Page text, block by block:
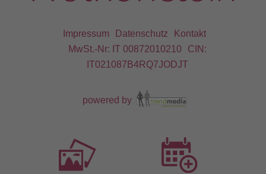
Impressum Datenschutz
Kontakt
MwSt.-Nr: IT 00872010210
CIN:
IT021087B4RQ7JODJT
powered by